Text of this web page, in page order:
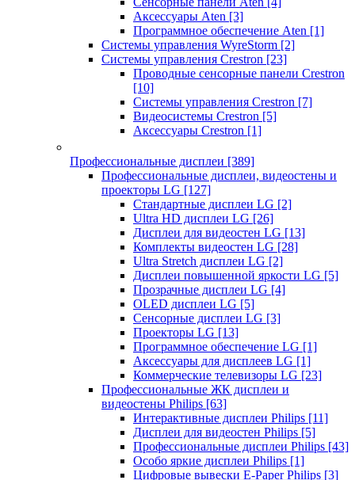
Аксессуары Aten [3]
Программное обеспечение Aten [1]
Системы управления WyreStorm [2]
Системы управления Crestron [23]
Проводные сенсорные панели Crestron
[10]
Системы управления Crestron [7]
Видеосистемы Crestron [5]
Аксессуары Crestron [1]
Профессиональные дисплеи [389]
Профессиональные дисплеи, видеостены и
проекторы LG [127]
Стандартные дисплеи LG [2]
Ultra HD дисплеи LG [26]
Дисплеи для видеостен LG [13]
Комплекты видеостен LG [28]
Ultra Stretch дисплеи LG [2]
Дисплеи повышенной яркости LG [5]
Прозрачные дисплеи LG [4]
OLED дисплеи LG [5]
Сенсорные дисплеи LG [3]
Проекторы LG [13]
Программное обеспечение LG [1]
Аксессуары для дисплеев LG [1]
Коммерческие телевизоры LG [23]
Профессиональные ЖК дисплеи и
видеостены Philips [63]
Интерактивные дисплеи Philips [11]
Дисплеи для видеостен Philips [5]
Профессиональные дисплеи Philips [43]
Особо яркие дисплеи Philips [1]
Цифровые вывески E-Paper Philips [3]